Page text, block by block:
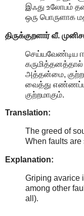
இஃது உலோபம்
ஒரு பொருளாக
திருக்குறளார் வீ.
செய்யவேண்டிய
அத்தன்மை,
வைத்து
குற்றமாகும்.
Translation:
The greed of
When faults are
Explanation:
Griping avarice
among other
all).